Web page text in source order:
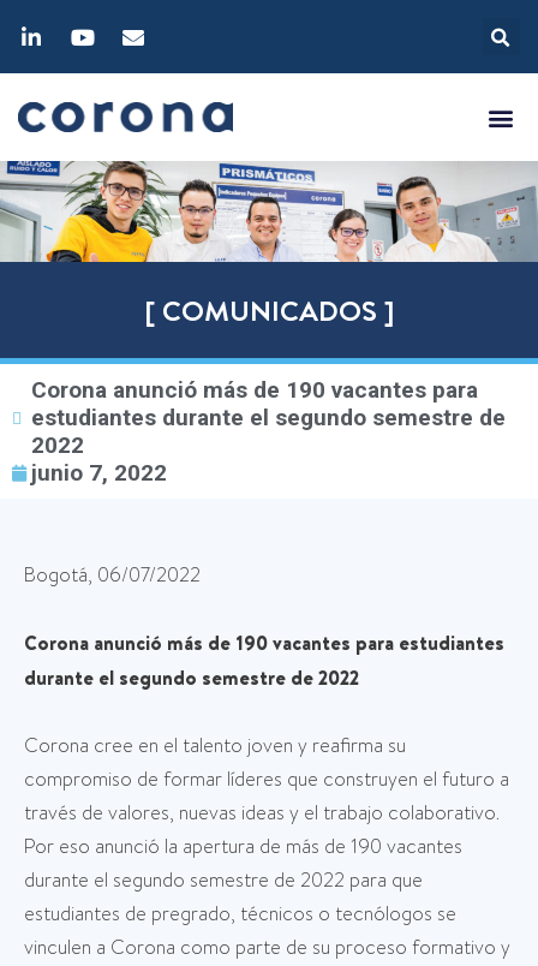
[ COMUNICADOS ]
Corona anunció más de 190 vacantes para
estudiantes durante el segundo semestre de
2022
junio 7, 2022
Bogotá, 06/07/2022
Corona anunció más de 190 vacantes para estudiantes
durante el segundo semestre de 2022
Corona cree en el talento joven y reafirma su
compromiso de formar líderes que construyen el futuro a
través de valores, nuevas ideas y el trabajo colaborativo.
Por eso anunció la apertura de más de 190 vacantes
durante el segundo semestre de 2022 para que
estudiantes de pregrado, técnicos o tecnólogos se
vinculen a Corona como parte de su proceso formativo y